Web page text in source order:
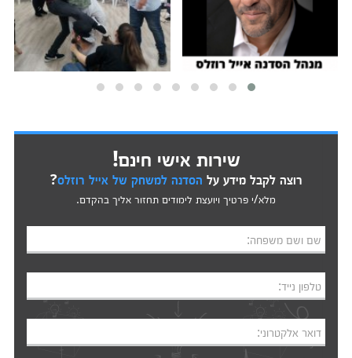
שירות אישי חינם!
רוצה לקבל מידע על הסדנה למשחק של אייל רוזלס?
מלא/י פרטיך ויועצת לימודים תחזור אליך בהקדם.
שם ושם משפחה:
טלפון נייד:
דואר אלקטרוני: